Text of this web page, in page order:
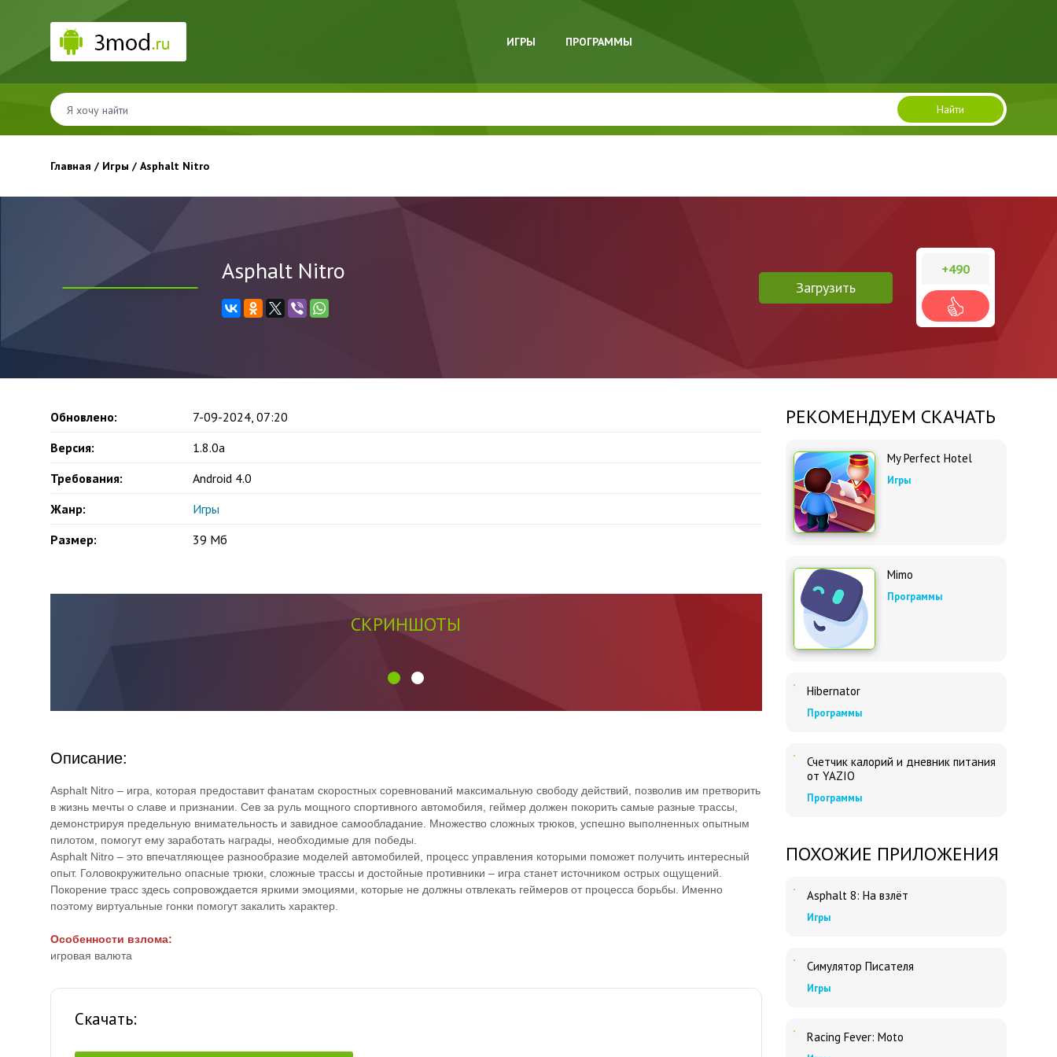
ИГРЫ ПРОГРАММЫ
Найти
Главная / Игры / Asphalt Nitro
Asphalt Nitro
Загрузить
+490
Обновлено:
7-09-2024, 07:20
Версия:
1.8.0a
Требования:
Android 4.0
Жанр:
Игры
Размер:
39 Мб
СКРИНШОТЫ
Описание:
Asphalt Nitro – игра, которая предоставит фанатам скоростных соревнований максимальную свободу действий, позволив им претворить
в жизнь мечты о славе и признании. Сев за руль мощного спортивного автомобиля, геймер должен покорить самые разные трассы,
демонстрируя предельную внимательность и завидное самообладание. Множество сложных трюков, успешно выполненных опытным
пилотом, помогут ему заработать награды, необходимые для победы.
Asphalt Nitro – это впечатляющее разнообразие моделей автомобилей, процесс управления которыми поможет получить интересный
опыт. Головокружительно опасные трюки, сложные трассы и достойные противники – игра станет источником острых ощущений.
Покорение трасс здесь сопровождается яркими эмоциями, которые не должны отвлекать геймеров от процесса борьбы. Именно
поэтому виртуальные гонки помогут закалить характер.
Особенности взлома:
игровая валюта
Скачать:
РЕКОМЕНДУЕМ СКАЧАТЬ
My Perfect Hotel
Игры
Mimo
Программы
Hibernator
Программы
Счетчик калорий и дневник питания
от YAZIO
Программы
ПОХОЖИЕ ПРИЛОЖЕНИЯ
Asphalt 8: На взлёт
Игры
Симулятор Писателя
Игры
Racing Fever: Moto